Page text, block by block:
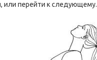
или перейти к следующему.